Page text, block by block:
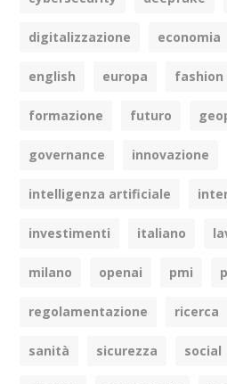
digitalizzazione economia
english europa fashion
formazione futuro
governance innovazione
intelligenza artificiale
investimenti italiano
milano openai pmi
regolamentazione ricerca
sanità sicurezza social